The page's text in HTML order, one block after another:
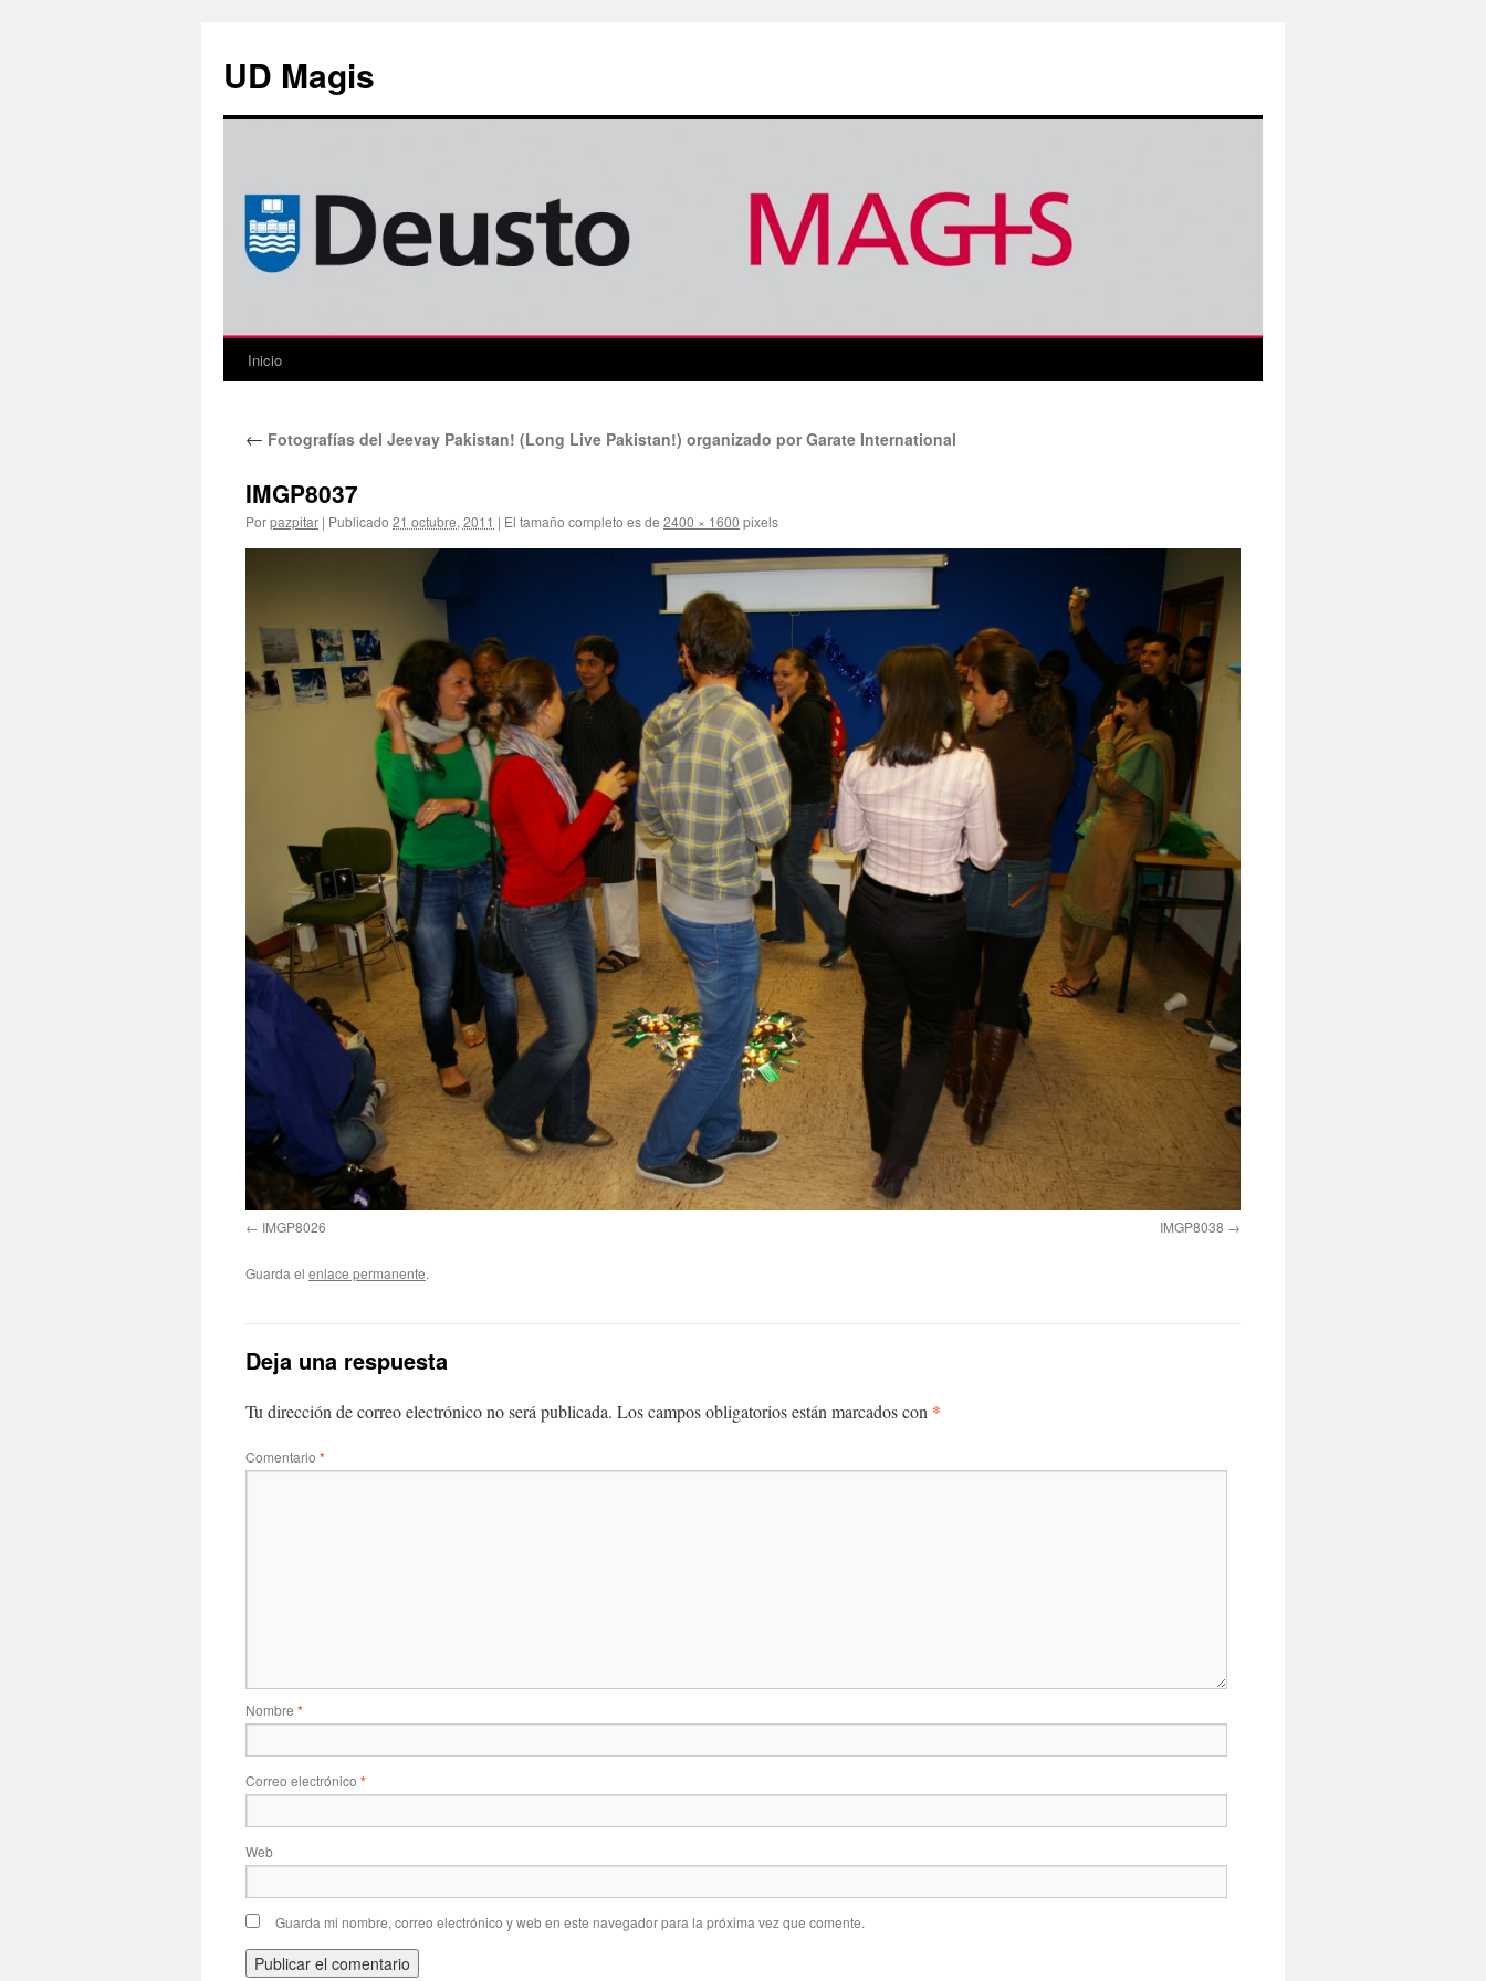
contenido
UD Magis
Inicio
← Fotografías del Jeevay Pakistan! (Long Live Pakistan!) organizado por Garate International
IMGP8037
Porpazpitar | Publicado 21 octubre, 2011 | El tamaño completo es de 2400 × 1600 pixels
IMGP8026 IMGP8038
Guarda el enlace permanente.
Deja una respuesta
Tu dirección de correo electrónico no será publicada. Los campos obligatorios están marcados con *
Comentario *
Nombre *
Correo electrónico *
Web
Guarda mi nombre, correo electrónico y web en este navegador para la próxima vez que comente.